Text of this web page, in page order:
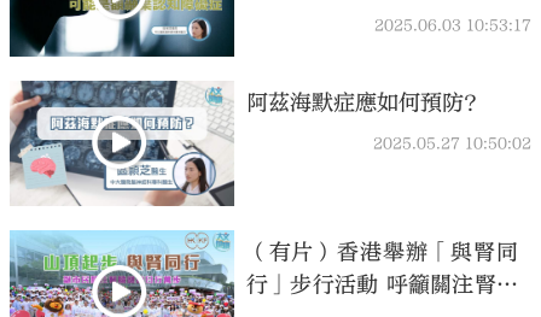
2025.06.03 10:53:17
阿茲海默症應如何預防？
2025.05.27 10:50:02
（有片）香港舉辦「與腎同
行」步行活動 呼籲關注腎臟